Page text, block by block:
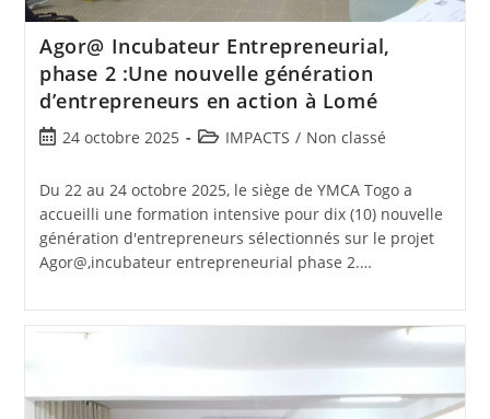
Agor@ Incubateur Entrepreneurial,
phase 2 :Une nouvelle génération
d’entrepreneurs en action à Lomé
24 octobre 2025 IMPACTS / Non classé
Du 22 au 24 octobre 2025, le siège de YMCA Togo a
accueilli une formation intensive pour dix (10) nouvelle
génération d'entrepreneurs sélectionnés sur le projet
Agor@,incubateur entrepreneurial phase 2.…